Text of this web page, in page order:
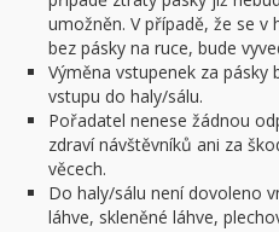
umožněn. V případě, že se v
bez pásky na ruce, bude
Výměna vstupenek za
vstupu do haly/sálu.
Pořadatel nenese žádnou
zdraví návštěvníků ani za
věcech.
Do haly/sálu není dovoleno
láhve, skleněné láhve,